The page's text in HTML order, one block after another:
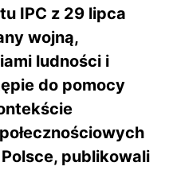
IPC z 29 lipca
wojną,
ludności i
do pomocy
publikowali